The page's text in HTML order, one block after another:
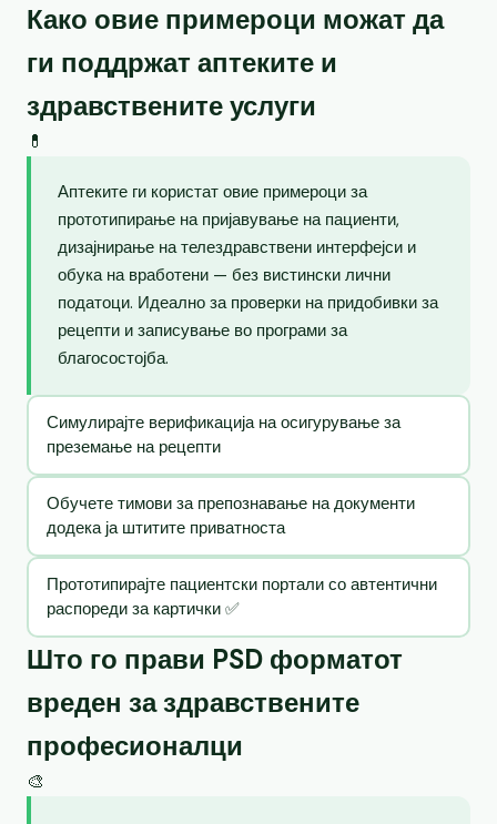
Како овие примероци можат да
ги поддржат аптеките и
здравствените услуги
💊
Аптеките ги користат овие примероци за
прототипирање на пријавување на пациенти,
дизајнирање на телездравствени интерфејси и
обука на вработени — без вистински лични
податоци. Идеално за проверки на придобивки за
рецепти и записување во програми за
благосостојба.
Симулирајте верификација на осигурување за
преземање на рецепти
Обучете тимови за препознавање на документи
додека ја штитите приватноста
Прототипирајте пациентски портали со автентични
распореди за картички ✅
Што го прави PSD форматот
вреден за здравствените
професионалци
🎨